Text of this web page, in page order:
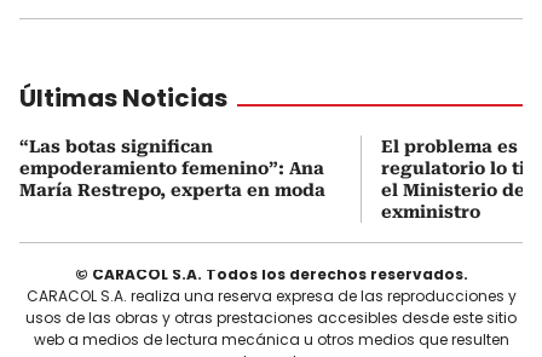
Últimas Noticias
“Las botas significan
empoderamiento femenino”: Ana
María Restrepo, experta en moda
El problema es
regulatorio lo
el Ministerio de
exministro
© CARACOL S.A. Todos los derechos reservados.
CARACOL S.A. realiza una reserva expresa de las reproducciones y
usos de las obras y otras prestaciones accesibles desde este sitio
web a medios de lectura mecánica u otros medios que resulten